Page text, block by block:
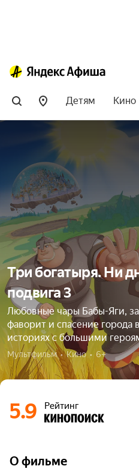
Детям Кино
Три богатыря. Ни
подвига 3
Любовные чары Бабы-Яги,
фаворит и спасение города
историях с большими
Мультфильм  •  Кино  •  6+
5.9 Рейтинг
О фильме